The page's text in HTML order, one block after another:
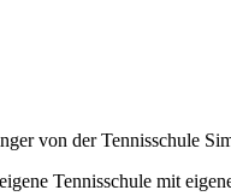
von der Tennisschule
Tennisschule mit